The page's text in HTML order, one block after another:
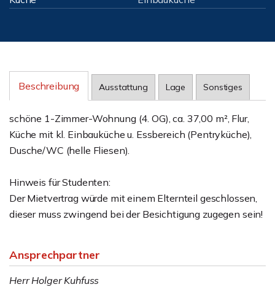
Beschreibung Ausstattung Lage Sonstiges
schöne 1-Zimmer-Wohnung (4. OG), ca. 37,00 m², Flur,
Küche mit kl. Einbauküche u. Essbereich (Pentryküche),
Dusche/WC (helle Fliesen).
Hinweis für Studenten:
Der Mietvertrag würde mit einem Elternteil geschlossen,
dieser muss zwingend bei der Besichtigung zugegen sein!
Ansprechpartner
Herr Holger Kuhfuss